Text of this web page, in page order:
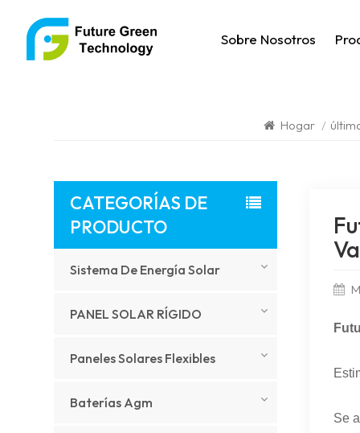
Sobre Nosotros
Hogar /
Se
CATEGORÍAS DE
PRODUCTO
Sistema De Energía Solar
PANEL SOLAR RÍGIDO
Paneles Solares Flexibles
Baterías Agm